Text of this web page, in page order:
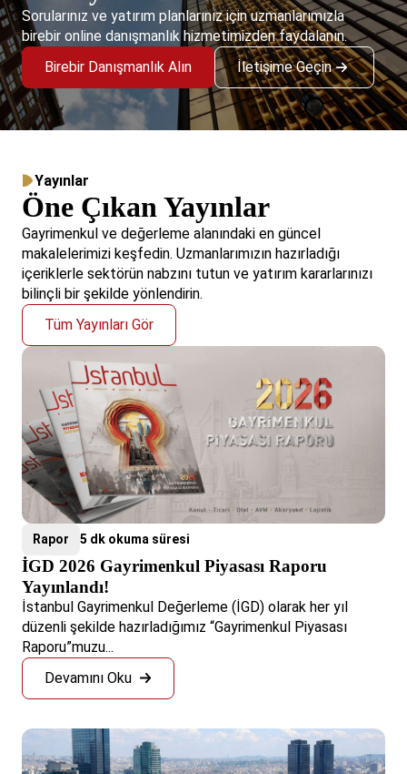
Sorularınız ve yatırım planlarınız için uzmanlarımızla
birebir online danışmanlık hizmetimizden faydalanın.
Birebir Danışmanlık Alın
İletişime Geçin
Yayınlar
Öne Çıkan Yayınlar
Gayrimenkul ve değerleme alanındaki en güncel
makalelerimizi keşfedin. Uzmanlarımızın hazırladığı
içeriklerle sektörün nabzını tutun ve yatırım kararlarınızı
bilinçli bir şekilde yönlendirin.
Tüm Yayınları Gör
Rapor 5 dk okuma süresi
İGD 2026 Gayrimenkul Piyasası Raporu
Yayınlandı!
İstanbul Gayrimenkul Değerleme (İGD) olarak her yıl
düzenli şekilde hazırladığımız “Gayrimenkul Piyasası
Raporu”muzu...
Devamını Oku